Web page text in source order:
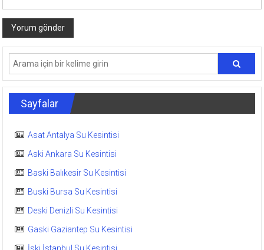
Sayfalar
Asat Antalya Su Kesintisi
Aski Ankara Su Kesintisi
Baski Balıkesir Su Kesintisi
Buski Bursa Su Kesintisi
Deski Denizli Su Kesintisi
Gaski Gaziantep Su Kesintisi